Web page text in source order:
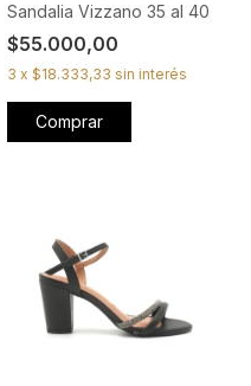
Sandalia Vizzano 35 al 40
$55.000,00
3 x $18.333,33 sin interés
Comprar